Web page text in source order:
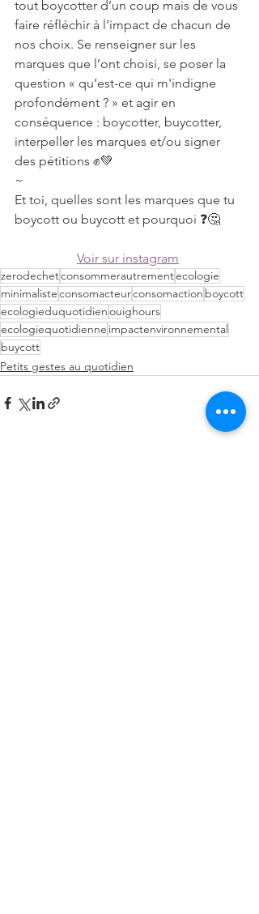
tout boycotter d’un coup mais de vous
faire réfléchir à l’impact de chacun de
nos choix. Se renseigner sur les
marques que l’ont choisi, se poser la
question « qu’est-ce qui m'indigne
profondément ? » et agir en
conséquence : boycotter, buycotter,
interpeller les marques et/ou signer
des pétitions ✊💚
~
Et toi, quelles sont les marques que tu
boycott ou buycott et pourquoi ❓🤔
Voir sur instagram
zerodechetconsommerautrementecologie
minimalisteconsomacteurconsomaction boycott
ecologieduquotidienouighours
ecologiequotidienne impactenvironnemental
buycott
Petits gestes au quotidien